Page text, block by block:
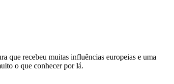
que recebeu muitas influências europeias e uma
o que conhecer por lá.